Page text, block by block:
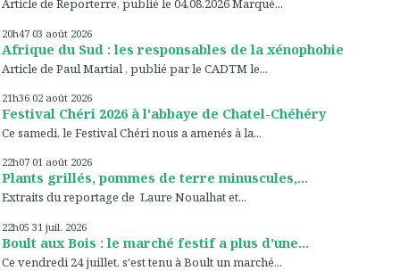
Article de Reporterre, publié le 04.08.2026 Marqué...
20h47 03 août 2026
Afrique du Sud : les responsables de la xénophobie
Article de Paul Martial , publié par le CADTM le...
21h36 02 août 2026
Festival Chéri 2026 à l'abbaye de Chatel-Chéhéry
Ce samedi, le Festival Chéri nous a amenés à la...
22h07 01 août 2026
Plants grillés, pommes de terre minuscules,...
Extraits du reportage de Laure Noualhat et...
22h05 31 juil. 2026
Boult aux Bois : le marché festif a plus d'une...
Ce vendredi 24 juillet, s'est tenu à Boult un marché...